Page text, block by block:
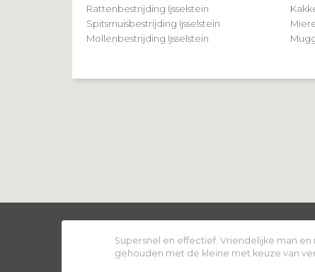
Rattenbestrijding Ijsselstein
Spitsmuisbestrijding Ijsselstein
Mollenbestrijding Ijsselstein
Supersnel en effectief. Vriendelijke man en
gehouden met de kleine met keuze van